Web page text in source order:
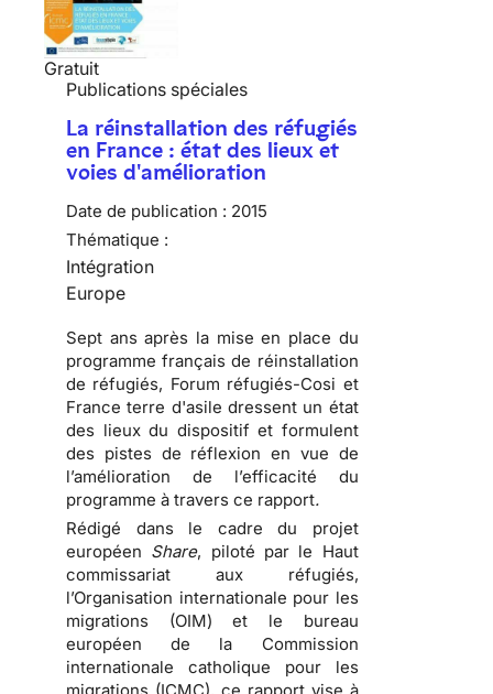
Gratuit
Publications spéciales
La réinstallation des réfugiés
en France : état des lieux et
voies d'amélioration
Date de publication : 2015
Thématique :
Intégration
Europe
Sept ans après la mise en place du
programme français de réinstallation
de réfugiés, Forum réfugiés-Cosi et
France terre d'asile dressent un état
des lieux du dispositif et formulent
des pistes de réflexion en vue de
l’amélioration de l’efficacité du
programme à travers ce rapport.
Rédigé dans le cadre du projet
européen Share, piloté par le Haut
commissariat aux réfugiés,
l’Organisation internationale pour les
migrations (OIM) et le bureau
européen de la Commission
internationale catholique pour les